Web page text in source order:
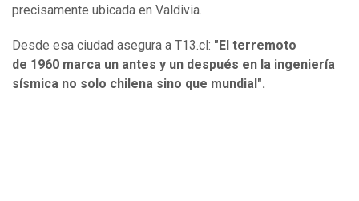
precisamente ubicada en Valdivia.
Desde esa ciudad asegura a T13.cl: "El terremoto
de 1960 marca un antes y un después en la ingeniería
sísmica no solo chilena sino que mundial".